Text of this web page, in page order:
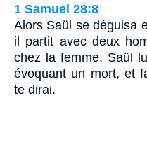
1 Samuel 28:8
Alors Saül se déguisa
il partit avec deux
chez la femme. Saül
évoquant un mort, et
te dirai.